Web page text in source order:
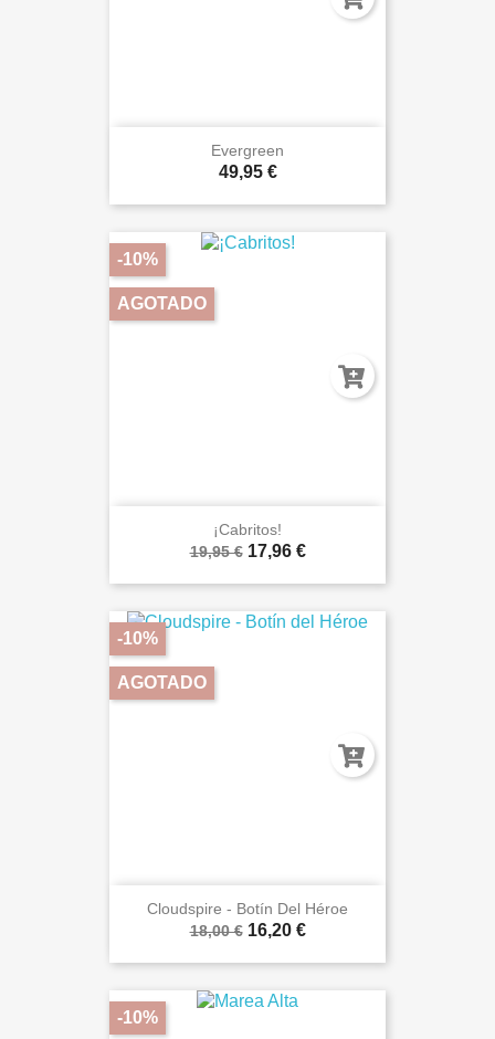
Evergreen
49,95 €
¡Cabritos!
19,95 € 17,96 €
-10%
AGOTADO
Cloudspire - Botín Del Héroe
18,00 € 16,20 €
-10%
AGOTADO
-10%